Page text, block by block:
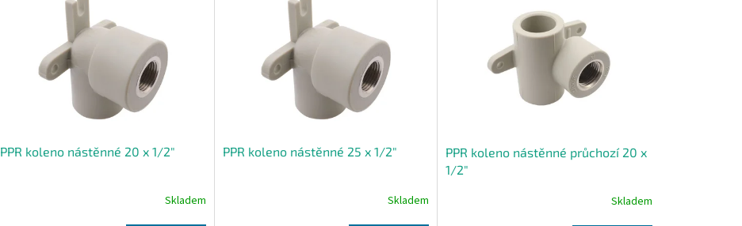
PPR koleno nástěnné 20 x 1/2"
Skladem
PPR koleno nástěnné 25 x 1/2"
Skladem
PPR koleno nástěnné průchozí 20 x
1/2"
Skladem